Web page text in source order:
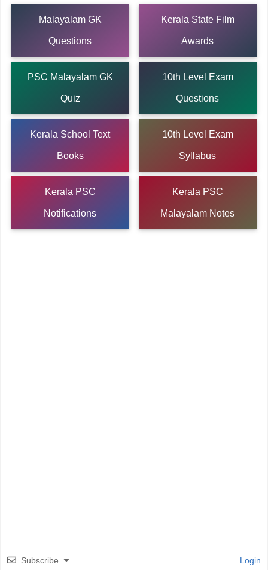
Malayalam GK
Questions
Kerala State Film
Awards
PSC Malayalam GK
Quiz
10th Level Exam
Questions
Kerala School Text
Books
10th Level Exam
Syllabus
Kerala PSC
Notifications
Kerala PSC
Malayalam Notes
Subscribe Login